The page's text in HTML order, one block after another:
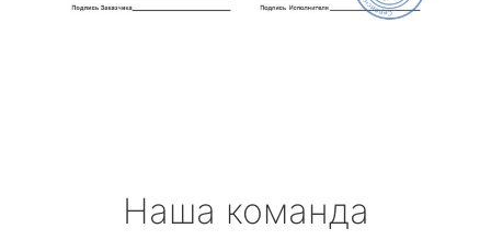
Наша команда